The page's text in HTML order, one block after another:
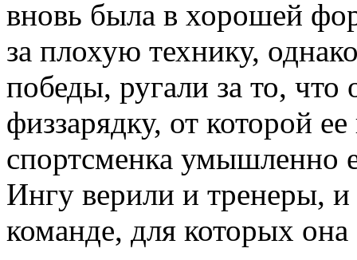
вновь была в хорошей
за плохую технику,
победы, ругали за то, что
физзарядку, от которой
спортсменка умышленно
Ингу верили и тренеры,
команде, для которых